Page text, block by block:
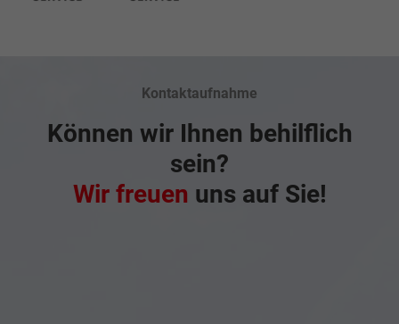
Kontaktaufnahme
Können wir Ihnen behilflich
sein?
Wir freuen uns auf Sie!